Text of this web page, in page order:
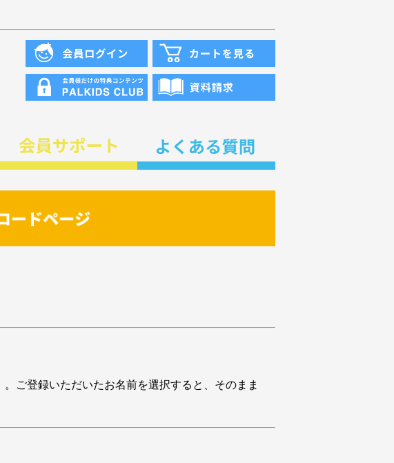
。ご登録いただいたお名前を選択すると、そのまま